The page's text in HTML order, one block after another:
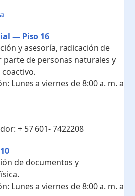
— Piso 16
y asesoría, radicación de
parte de personas naturales y
Lunes a viernes de 8:00 a. m. a
+ 57 601- 7422208
de documentos y
Lunes a viernes de 8:00 a. m. a